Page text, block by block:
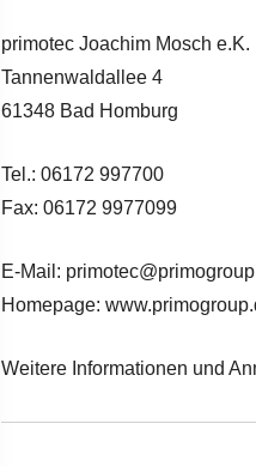
primotec Joachim Mosch e.K.
Tannenwaldallee 4
61348 Bad Homburg
Tel.: 06172 997700
Fax: 06172 9977099
E-Mail:
Homepage:
Weitere Informationen und